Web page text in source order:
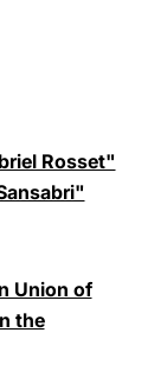
Rosset"
Union of
the